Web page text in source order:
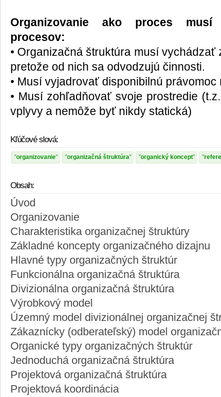
Organizovanie ako proces musí
procesov:
• Organizačná štruktúra musí vychádzať
pretože od nich sa odvodzujú činnosti.
• Musí vyjadrovať disponibilnú právomoc
• Musí zohľadňovať svoje prostredie
vplyvy a nemôže byť nikdy statická)
Kľúčové slová:
organizovanie organizačná štruktúra organický koncept
Obsah:
Úvod
Organizovanie
Charakteristika organizačnej štruktúry
Základné koncepty organizačného dizajnu
Hlavné typy organizačných štruktúr
Funkcionálna organizačná štruktúra
Divizionálna organizačná štruktúra
Výrobkový model
Územný model divizionálnej organizačnej
Zákaznícky (odberateľský) model
Organické typy organizačných štruktúr
Jednoduchá organizačná štruktúra
Projektová organizačná štruktúra
Projektová koordinácia